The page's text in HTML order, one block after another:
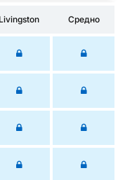
Livingston Средно